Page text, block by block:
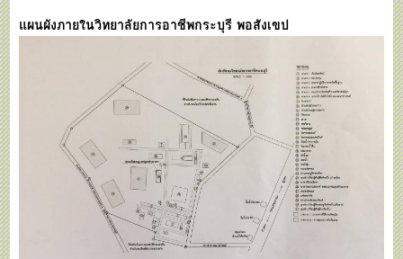
แผนผังภายในวิทยาลัยการอาชีพกระบุรี พอสังเขป